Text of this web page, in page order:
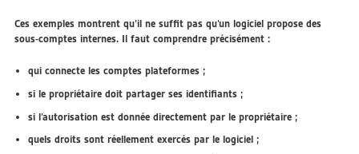
Ces exemples montrent qu’il ne suffit pas qu’un logiciel propose des
sous-comptes internes. Il faut comprendre précisément :
qui connecte les comptes plateformes ;
si le propriétaire doit partager ses identifiants ;
si l’autorisation est donnée directement par le propriétaire ;
quels droits sont réellement exercés par le logiciel ;